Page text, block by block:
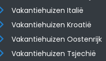
Vakantiehuizen Italië
Vakantiehuizen Kroatië
​​​​​​​Vakantiehuizen Oostenrijk
Vakantiehuizen Tsjechië